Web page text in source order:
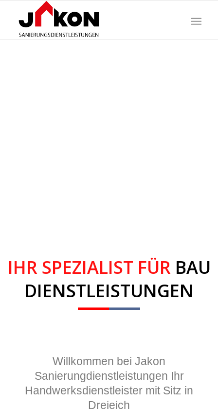
IHR SPEZIALIST FÜR BAU
DIENSTLEISTUNGEN
Willkommen bei Jakon
Sanierungdienstleistungen Ihr
Handwerksdienstleister mit Sitz in
Dreieich